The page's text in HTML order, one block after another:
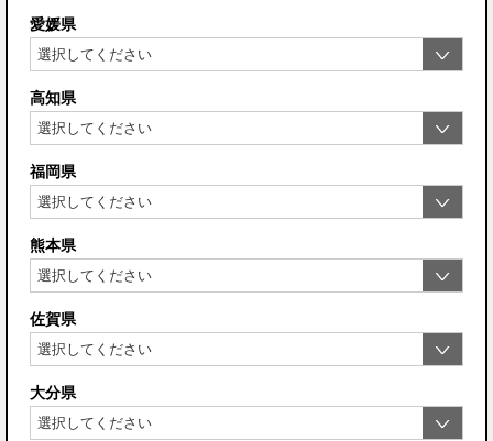
愛媛県
高知県
福岡県
熊本県
佐賀県
大分県